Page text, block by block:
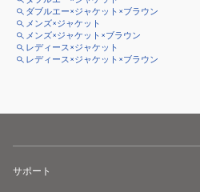
ダブルエー×ジャケット×ブラウン
メンズ×ジャケット
メンズ×ジャケット×ブラウン
レディース×ジャケット
レディース×ジャケット×ブラウン
サポート